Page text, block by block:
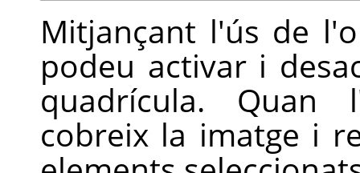
Mitjançant l'ús de
podeu activar i
quadrícula. Quan
cobreix la imatge i